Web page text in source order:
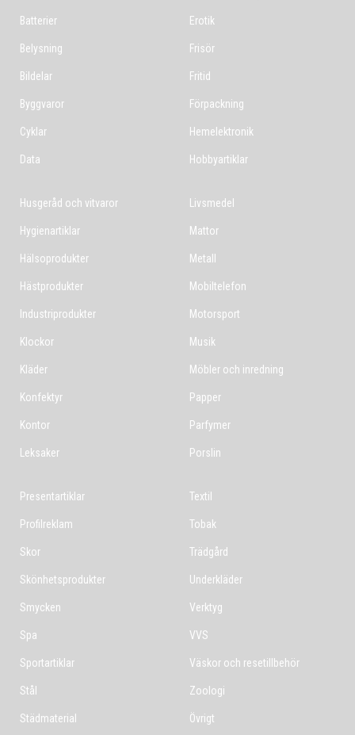
Batterier
Belysning
Bildelar
Byggvaror
Cyklar
Data
Erotik
Frisör
Fritid
Förpackning
Hemelektronik
Hobbyartiklar
Husgeråd och vitvaror
Hygienartiklar
Hälsoprodukter
Hästprodukter
Industriprodukter
Klockor
Kläder
Konfektyr
Kontor
Leksaker
Livsmedel
Mattor
Metall
Mobiltelefon
Motorsport
Musik
Möbler och inredning
Papper
Parfymer
Porslin
Presentartiklar
Profilreklam
Skor
Skönhetsprodukter
Smycken
Spa
Sportartiklar
Stål
Städmaterial
Textil
Tobak
Trädgård
Underkläder
Verktyg
VVS
Väskor och resetillbehör
Zoologi
Övrigt